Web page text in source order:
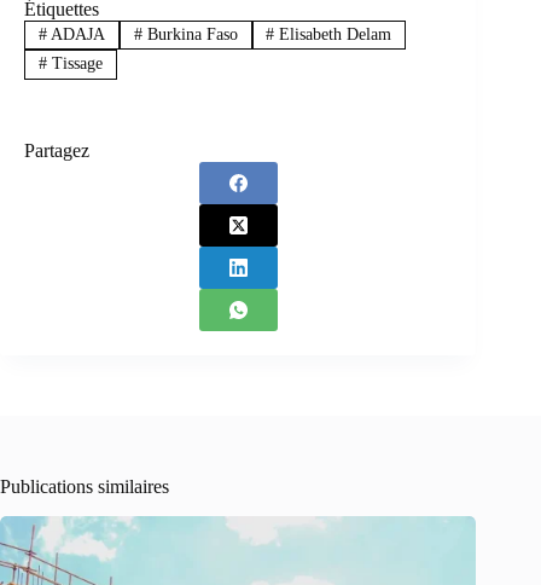
Étiquettes
#ADAJA #Burkina Faso # Elisabeth Delam
#Tissage
Partagez
Publications similaires